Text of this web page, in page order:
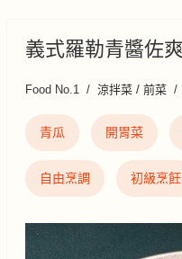
義式羅勒青醬佐
Food No.1 涼拌菜 / 前菜
青瓜 開胃菜
自由烹調 初級烹飪